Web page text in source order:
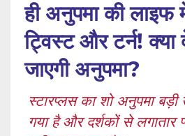
ही अनुपमा की
ट्विस्ट और टर्न!
जाएगी अनुपमा?
स्टारप्लस का शो अनुपमा बड़ी
गया है और दर्शकों से लगातार